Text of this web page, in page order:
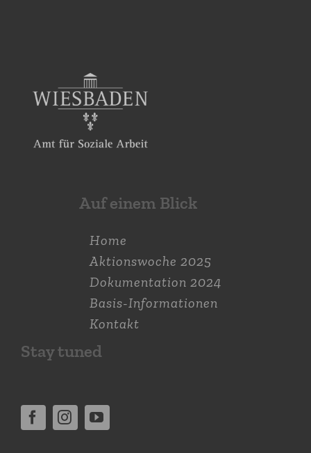
Auf einem Blick
Home
Aktions­woche 2025
Dokumen­tation 2024
Basis-Informationen
Kontakt
Stay tuned